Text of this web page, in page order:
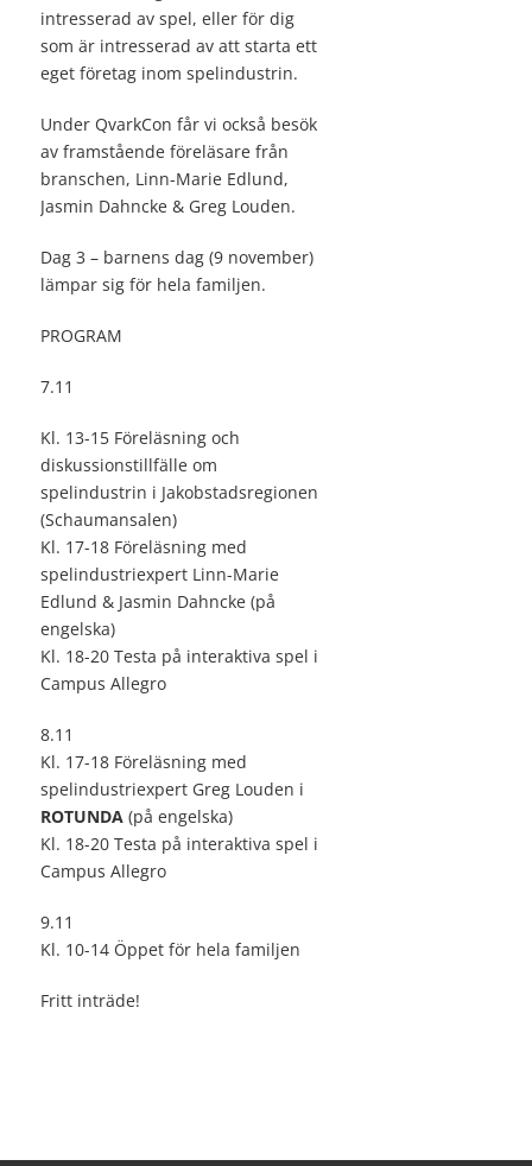
intresserad av spel, eller för dig
som är intresserad av att starta ett
eget företag inom spelindustrin.
Under QvarkCon får vi också besök
av framstående föreläsare från
branschen, Linn-Marie Edlund,
Jasmin Dahncke & Greg Louden.
Dag 3 – barnens dag (9 november)
lämpar sig för hela familjen.
PROGRAM
7.11
Kl. 13-15 Föreläsning och
diskussionstillfälle om
spelindustrin i Jakobstadsregionen
(Schaumansalen)
Kl. 17-18 Föreläsning med
spelindustriexpert Linn-Marie
Edlund & Jasmin Dahncke (på
engelska)
Kl. 18-20 Testa på interaktiva spel i
Campus Allegro
8.11
Kl. 17-18 Föreläsning med
spelindustriexpert Greg Louden i
ROTUNDA (på engelska)
Kl. 18-20 Testa på interaktiva spel i
Campus Allegro
9.11
Kl. 10-14 Öppet för hela familjen
Fritt inträde!